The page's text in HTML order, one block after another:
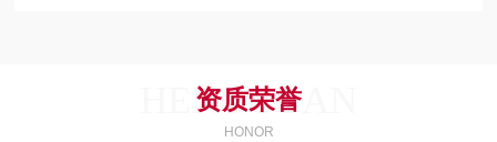
资质荣誉
HENGGUAN
HONOR